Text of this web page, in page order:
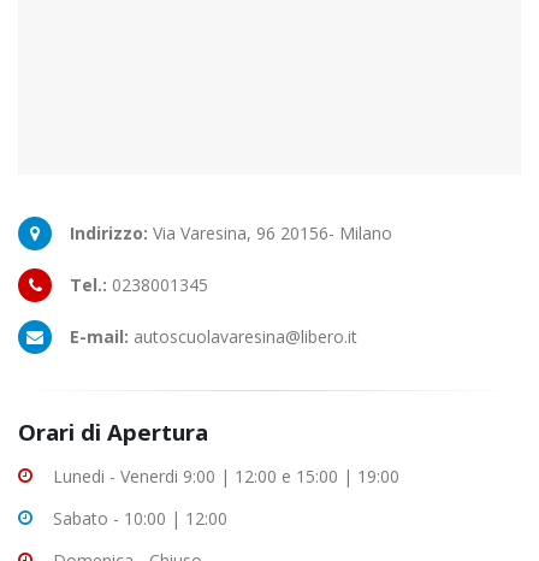
Indirizzo: Via Varesina, 96 20156- Milano
Tel.: 0238001345
E-mail: autoscuolavaresina@libero.it
Orari di Apertura
Lunedi - Venerdi 9:00 | 12:00 e 15:00 | 19:00
Sabato - 10:00 | 12:00